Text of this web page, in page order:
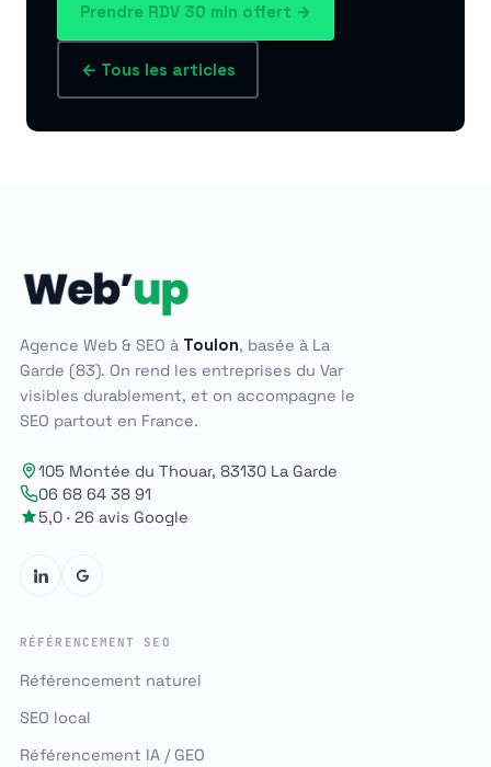
Prendre RDV 30 min offert →
← Tous les articles
Agence Web & SEO à Toulon, basée à La
Garde (83). On rend les entreprises du Var
visibles durablement, et on accompagne le
SEO partout en France.
105 Montée du Thouar, 83130 La Garde
06 68 64 38 91
5,0 · 26 avis Google
RÉFÉRENCEMENT SEO
Référencement naturel
SEO local
Référencement IA / GEO